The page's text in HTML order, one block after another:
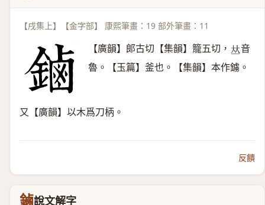
【戌集上】【金字部】 康熙筆畫：19 部外筆畫：11
【廣韻】郞古切【集韻】籠五切， 𠀤音
魯。【玉篇】釜也。【集韻】本作鐪。
又【廣韻】以木爲刀柄。
反饋
鏀說文解字